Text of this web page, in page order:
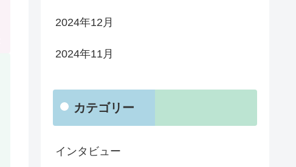
2024年12月
2024年11月
カテゴリー
インタビュー